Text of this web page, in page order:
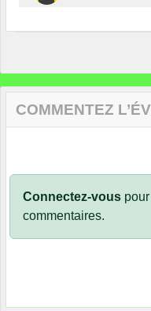
COMMENTEZ
Connectez-vous
commentaires.